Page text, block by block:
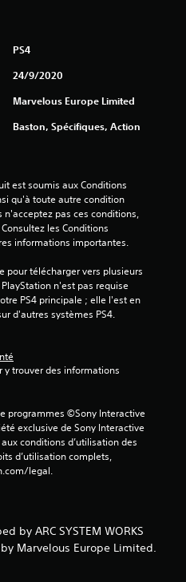
4
8
a
v
i
s
)
PS4
24/9/2020
Marvelous Europe Limited
Baston, Spécifiques, Action
est soumis aux Conditions
qu'à toute autre condition
n'acceptez pas ces conditions,
les Conditions
informations importantes.
pour télécharger vers plusieurs
n'est pas requise
PS4 principale ; elle l'est en
d'autres systèmes PS4.
programmes ©Sony Interactive
exclusive de Sony Interactive
conditions d’utilisation des
d’utilisation complets,
legal.
by ARC SYSTEM WORKS
Marvelous Europe Limited.